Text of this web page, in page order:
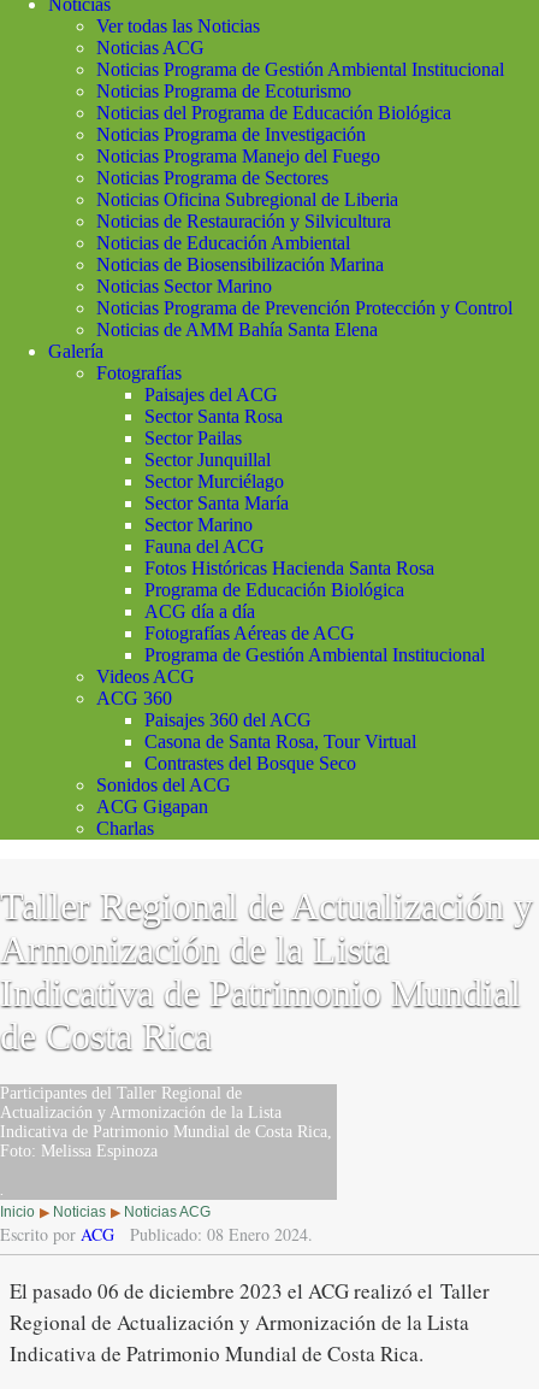
Noticias
Ver todas las Noticias
Noticias ACG
Noticias Programa de Gestión Ambiental Institucional
Noticias Programa de Ecoturismo
Noticias del Programa de Educación Biológica
Noticias Programa de Investigación
Noticias Programa Manejo del Fuego
Noticias Programa de Sectores
Noticias Oficina Subregional de Liberia
Noticias de Restauración y Silvicultura
Noticias de Educación Ambiental
Noticias de Biosensibilización Marina
Noticias Sector Marino
Noticias Programa de Prevención Protección y Control
Noticias de AMM Bahía Santa Elena
Galería
Fotografías
Paisajes del ACG
Sector Santa Rosa
Sector Pailas
Sector Junquillal
Sector Murciélago
Sector Santa María
Sector Marino
Fauna del ACG
Fotos Históricas Hacienda Santa Rosa
Programa de Educación Biológica
ACG día a día
Fotografías Aéreas de ACG
Programa de Gestión Ambiental Institucional
Videos ACG
ACG 360
Paisajes 360 del ACG
Casona de Santa Rosa, Tour Virtual
Contrastes del Bosque Seco
Sonidos del ACG
ACG Gigapan
Charlas
Taller Regional de Actualización y
Armonización de la Lista
Indicativa de Patrimonio Mundial
de Costa Rica
Participantes del Taller Regional de
Actualización y Armonización de la Lista
Indicativa de Patrimonio Mundial de Costa Rica,
Foto: Melissa Espinoza
Inicio ▶ Noticias ▶ Noticias ACG
Escrito por ACG Publicado: 08 Enero 2024.
El pasado 06 de diciembre 2023 el ACG realizó el Taller
Regional de Actualización y Armonización de la Lista
Indicativa de Patrimonio Mundial de Costa Rica.